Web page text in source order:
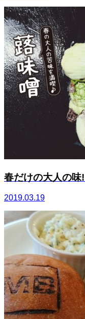
春だけの大人の
2019.03.19